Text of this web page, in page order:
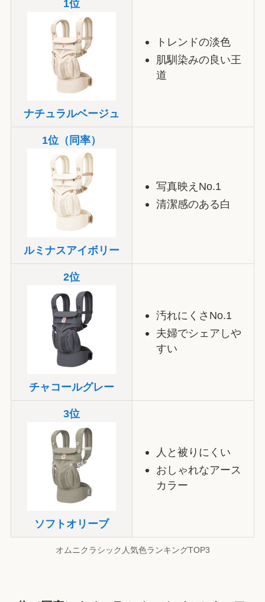
1位
ナチュラルベージュ
トレンドの淡色
肌馴染みの良い王
道
1位（同率）
ルミナスアイボリー
写真映えNo.1
清潔感のある白
2位
チャコールグレー
汚れにくさNo.1
夫婦でシェアしや
すい
3位
ソフトオリーブ
人と被りにくい
おしゃれなアース
カラー
オムニクラシック人気色ランキングTOP3